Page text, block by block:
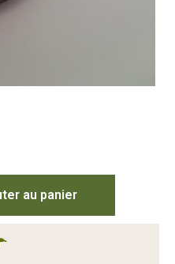
au panier